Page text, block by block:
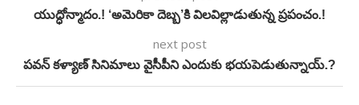
యుద్ధోన్మాదం.! ‘అమెరికా దెబ్బ’కి విలవిల్లాడుతున్న ప్రపంచం.!
next post
పవన్ కళ్యాణ్ సినిమాలు వైసీపీని ఎందుకు భయపెడుతున్నాయ్.?